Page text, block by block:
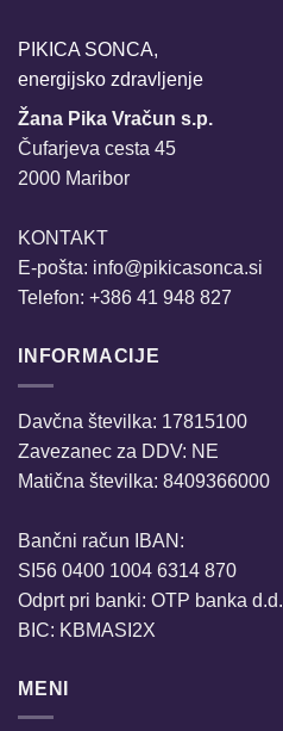
PIKICA SONCA,
energijsko zdravljenje
Žana Pika Vračun s.p.
Čufarjeva cesta 45
2000 Maribor
KONTAKT
E-pošta: info@pikicasonca.si
Telefon: +386 41 948 827
INFORMACIJE
Davčna številka: 17815100
Zavezanec za DDV: NE
Matična številka: 8409366000
Bančni račun IBAN:
SI56 0400 1004 6314 870
Odprt pri banki: OTP banka d.d.
BIC: KBMASI2X
MENI